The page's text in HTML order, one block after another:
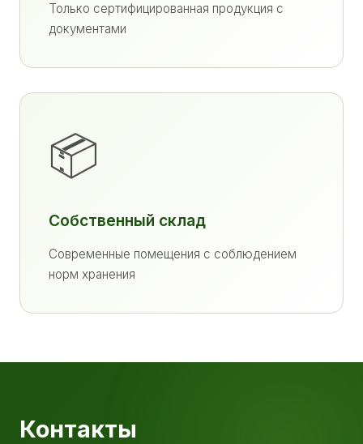
Только сертифицированная продукция с
документами
📦
Собственный склад
Современные помещения с соблюдением
норм хранения
Контакты